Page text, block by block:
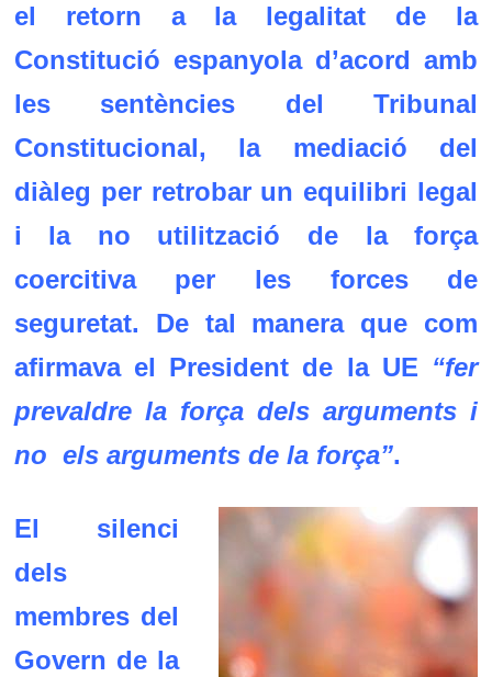
el retorn a la legalitat de la
Constitució espanyola d’acord amb
les sentències del Tribunal
Constitucional, la mediació del
diàleg per retrobar un equilibri legal
i la no utilització de la força
coercitiva per les forces de
seguretat. De tal manera que com
afirmava el President de la UE “fer
prevaldre la força dels arguments i
no els arguments de la força”.
El silenci
dels
membres del
Govern de la